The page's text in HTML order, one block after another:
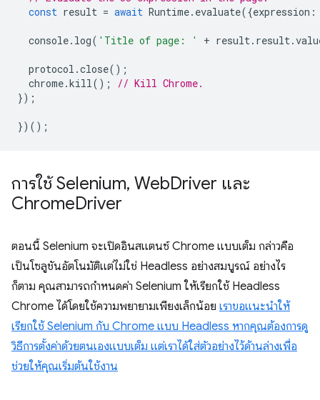
const result = await Runtime. evaluate({expression :
console. log( 'Title of page: ' + result. result.
protocol .close();
chrome.kill();
// Kill Chrome.
});
})();
การใช้ Selenium, WebDriver และ
ChromeDriver
ตอนนี้ Selenium จะเปิดอินสแตนซ์ Chrome แบบเต็ม กล่าวคือ
เป็นโซลูชันอัตโนมัติแต่ไม่ใช่ Headless อย่างสมบูรณ์ อย่างไร
ก็ตาม คุณสามารถกำหนดค่า Selenium ให้เรียกใช้ Headless
Chrome ได้โดยใช้ความพยายามเพียงเล็กน้อย เราขอแนะนำให้
เรียกใช้ Selenium กับ Chrome แบบ Headless หากคุณต้องการดู
วิธีการตั้งค่าด้วยตนเองแบบเต็ม แต่เราได้ใส่ตัวอย่างไว้ด้านล่างเพื่อ
ช่วยให้คุณเริ่มต้นใช้งาน